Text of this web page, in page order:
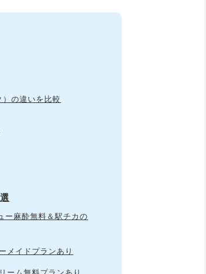
の違いを比較
ー麻酔無料＆駅チカの
メイドプランあり
ーム無料プランあり